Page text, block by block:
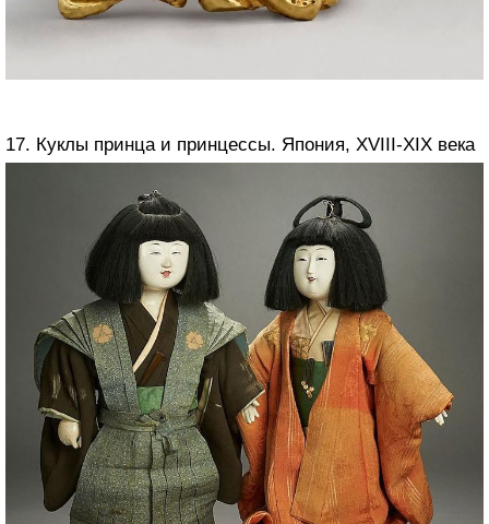
17. Куклы принца и принцессы. Япония, XVIII-XIX века